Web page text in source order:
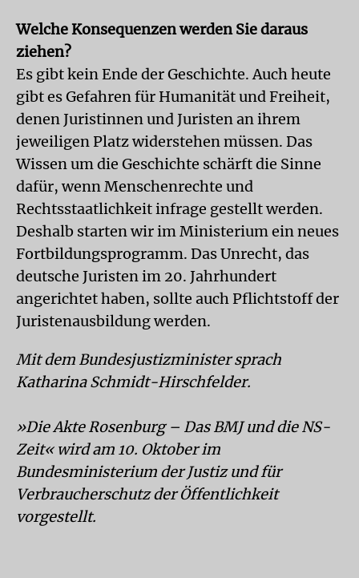
Welche Konsequenzen werden Sie daraus
ziehen?
Es gibt kein Ende der Geschichte. Auch heute
gibt es Gefahren für Humanität und Freiheit,
denen Juristinnen und Juristen an ihrem
jeweiligen Platz widerstehen müssen. Das
Wissen um die Geschichte schärft die Sinne
dafür, wenn Menschenrechte und
Rechtsstaatlichkeit infrage gestellt werden.
Deshalb starten wir im Ministerium ein neues
Fortbildungsprogramm. Das Unrecht, das
deutsche Juristen im 20. Jahrhundert
angerichtet haben, sollte auch Pflichtstoff der
Juristenausbildung werden.
Mit dem Bundesjustizminister sprach
Katharina Schmidt-Hirschfelder.
»Die Akte Rosenburg – Das BMJ und die NS-
Zeit« wird am 10. Oktober im
Bundesministerium der Justiz und für
Verbraucherschutz der Öffentlichkeit
vorgestellt.